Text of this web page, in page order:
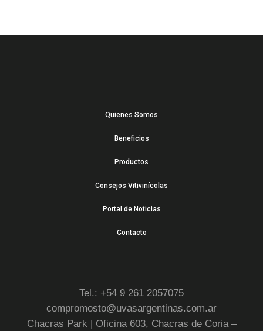
Quienes Somos
Beneficios
Productos
Consejos Vitivinícolas
Portal de Noticias
Contacto
Tel.: +54 9 261 2057075
compromosto@uvasargentinas.com.ar
Chacras Park | Oficina 603, Chacras de Coria –